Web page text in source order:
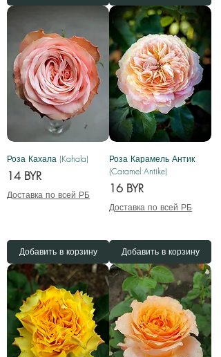
Роза Кахала (Kahala)
Цена
14 BYR
Доставка по всей РБ
Добавить в корзину
Роза Карамель Антик
(Caramel Antike)
Цена
16 BYR
Доставка по всей РБ
Добавить в корзину